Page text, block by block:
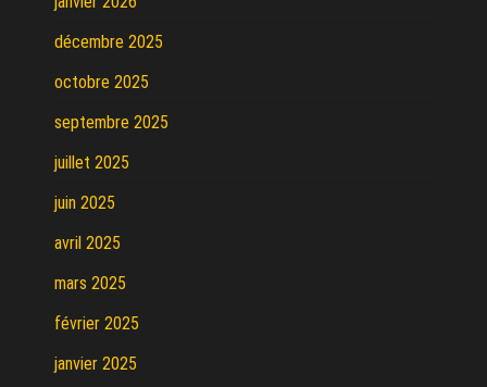
décembre 2025
octobre 2025
septembre 2025
juillet 2025
juin 2025
avril 2025
mars 2025
février 2025
janvier 2025